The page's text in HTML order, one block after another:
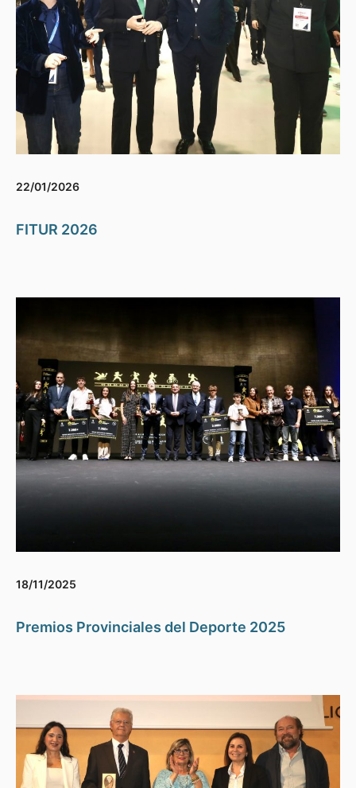
22/01/2026
FITUR 2026
18/11/2025
Premios Provinciales del Deporte 2025